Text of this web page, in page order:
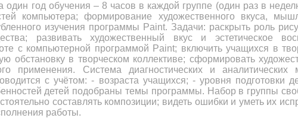
один год обучения – 8 часов в каждой группе (один раз в
компьютера; формирование художественного вкуса,
изучения программы Paint. Задачи: раскрыть роль
развивать художественный вкус и эстетическое
с компьютерной программой Paint; включить учащихся в
обстановку в творческом коллективе; сформировать
применения. Система диагностических и аналитических
с учётом: - возраста учащихся; - уровня подготовки
детей подобраны темы программы. Набор в группы
составлять композиции; видеть ошибки и уметь их
работы.